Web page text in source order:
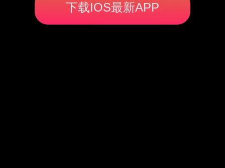
下载IOS最新APP